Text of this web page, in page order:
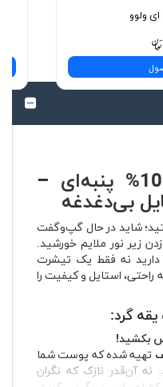
ولوو
تیشرت یقه گرد 100% پنبه‌ای –
بی‌دغدغه
شاید در حال گپ‌وگفت
زیر نور ملایم خورشید.
دارید نه فقط یک تیشرت
استایل و کیفیت را
گرد:
تهیه شده که پوست شما
آن‌قدر نازک که نگران